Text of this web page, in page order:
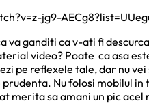
jg9-
va ganditi ca v-ati fi
video? Poate ca asa
pe reflexele tale, dar nu
Nu folosi mobilul
merita sa amani un pic acel